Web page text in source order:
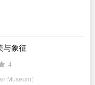
与象征
4
Museum）